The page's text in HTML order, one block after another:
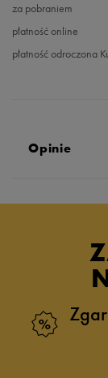
za pobraniem
płatność online
płatność odroczona
Opinie